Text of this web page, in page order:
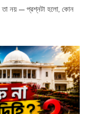
তা নয় — প্রশ্নটা হলো, কোন